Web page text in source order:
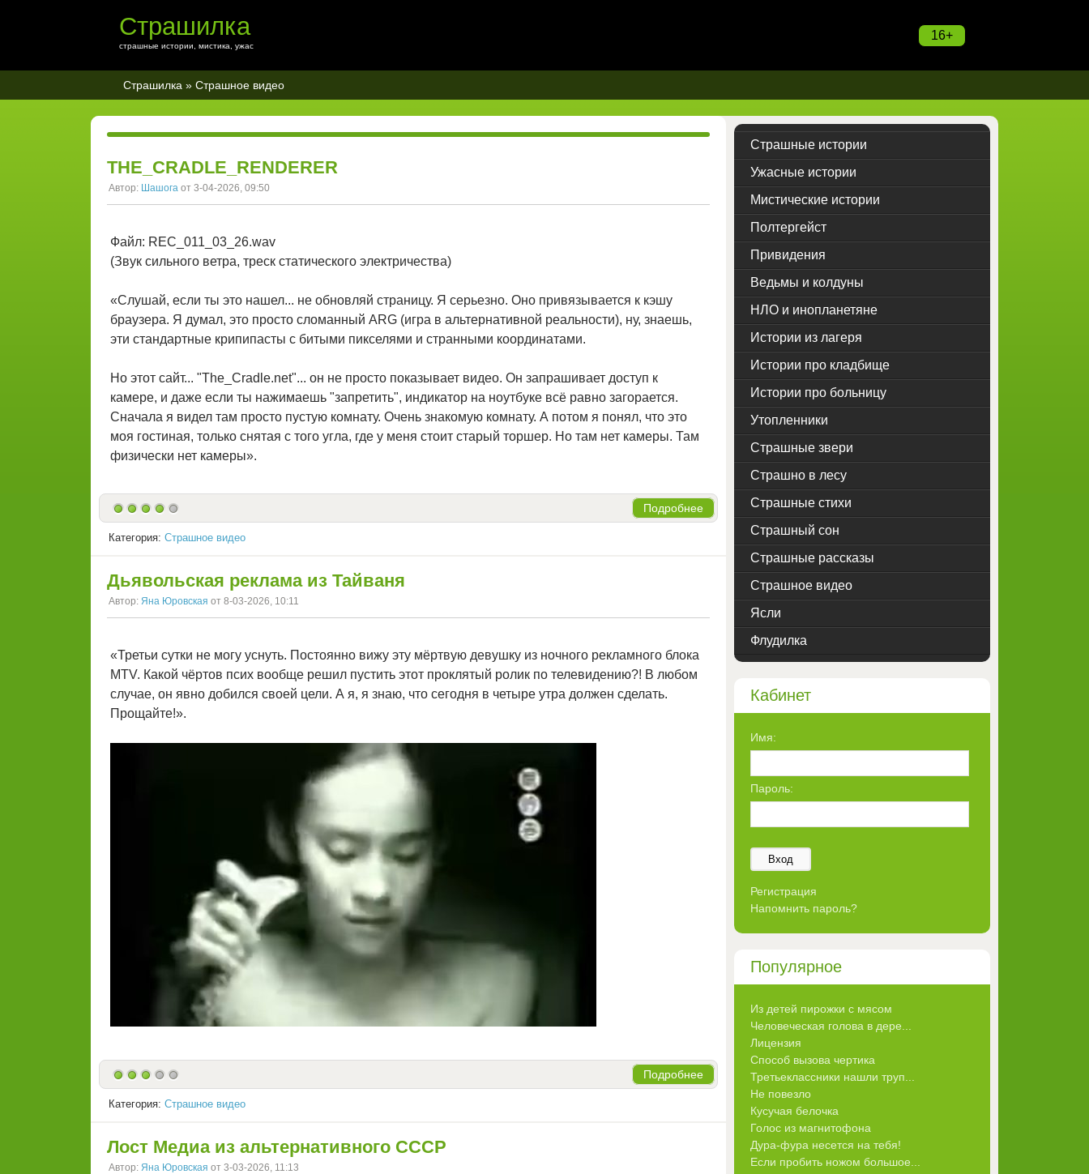
16+
Страшилка
страшные истории, мистика, ужас
Страшилка » Страшное видео
THE_CRADLE_RENDERER
Автор: Шашога от 3-04-2026, 09:50
Файл: REC_011_03_26.wav
(Звук сильного ветра, треск статического электричества)
«Слушай, если ты это нашел... не обновляй страницу. Я серьезно. Оно привязывается к кэшу
браузера. Я думал, это просто сломанный ARG (игра в альтернативной реальности), ну, знаешь,
эти стандартные крипипасты с битыми пикселями и странными координатами.
Но этот сайт... "The_Cradle.net"... он не просто показывает видео. Он запрашивает доступ к
камере, и даже если ты нажимаешь "запретить", индикатор на ноутбуке всё равно загорается.
Сначала я видел там просто пустую комнату. Очень знакомую комнату. А потом я понял, что это
моя гостиная, только снятая с того угла, где у меня стоит старый торшер. Но там нет камеры. Там
физически нет камеры».
Подробнее
Категория: Страшное видео
Дьявольская реклама из Тайваня
Автор: Яна Юровская от 8-03-2026, 10:11
«Третьи сутки не могу уснуть. Постоянно вижу эту мёртвую девушку из ночного рекламного блока
MTV. Какой чёртов псих вообще решил пустить этот проклятый ролик по телевидению?! В любом
случае, он явно добился своей цели. А я, я знаю, что сегодня в четыре утра должен сделать.
Прощайте!».
Подробнее
Категория: Страшное видео
Лост Медиа из альтернативного СССР
Автор: Яна Юровская от 3-03-2026, 11:13
Страшные истории
Ужасные истории
Мистические истории
Полтергейст
Привидения
Ведьмы и колдуны
НЛО и инопланетяне
Истории из лагеря
Истории про кладбище
Истории про больницу
Утопленники
Страшные звери
Страшно в лесу
Страшные стихи
Страшный сон
Страшные рассказы
Страшное видео
Ясли
Флудилка
Кабинет
Имя:
Пароль:
Вход
Регистрация
Напомнить пароль?
Популярное
Из детей пирожки с мясом
Человеческая голова в дере...
Лицензия
Способ вызова чертика
Третьеклассники нашли труп...
Не повезло
Кусучая белочка
Голос из магнитофона
Дура-фура несется на тебя!
Если пробить ножом большое...